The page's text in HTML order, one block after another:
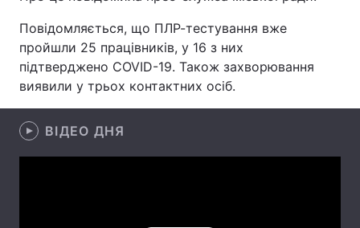
Спорт Наука
Техно і зв'язок Лайт
Здоров'я
Повідомляється, що ПЛР-тестування вже
пройшли 25 працівників, у 16 з них
підтверджено COVID-19. Також захворювання
виявили у трьох контактних осіб.
ВІДЕО ДНЯ